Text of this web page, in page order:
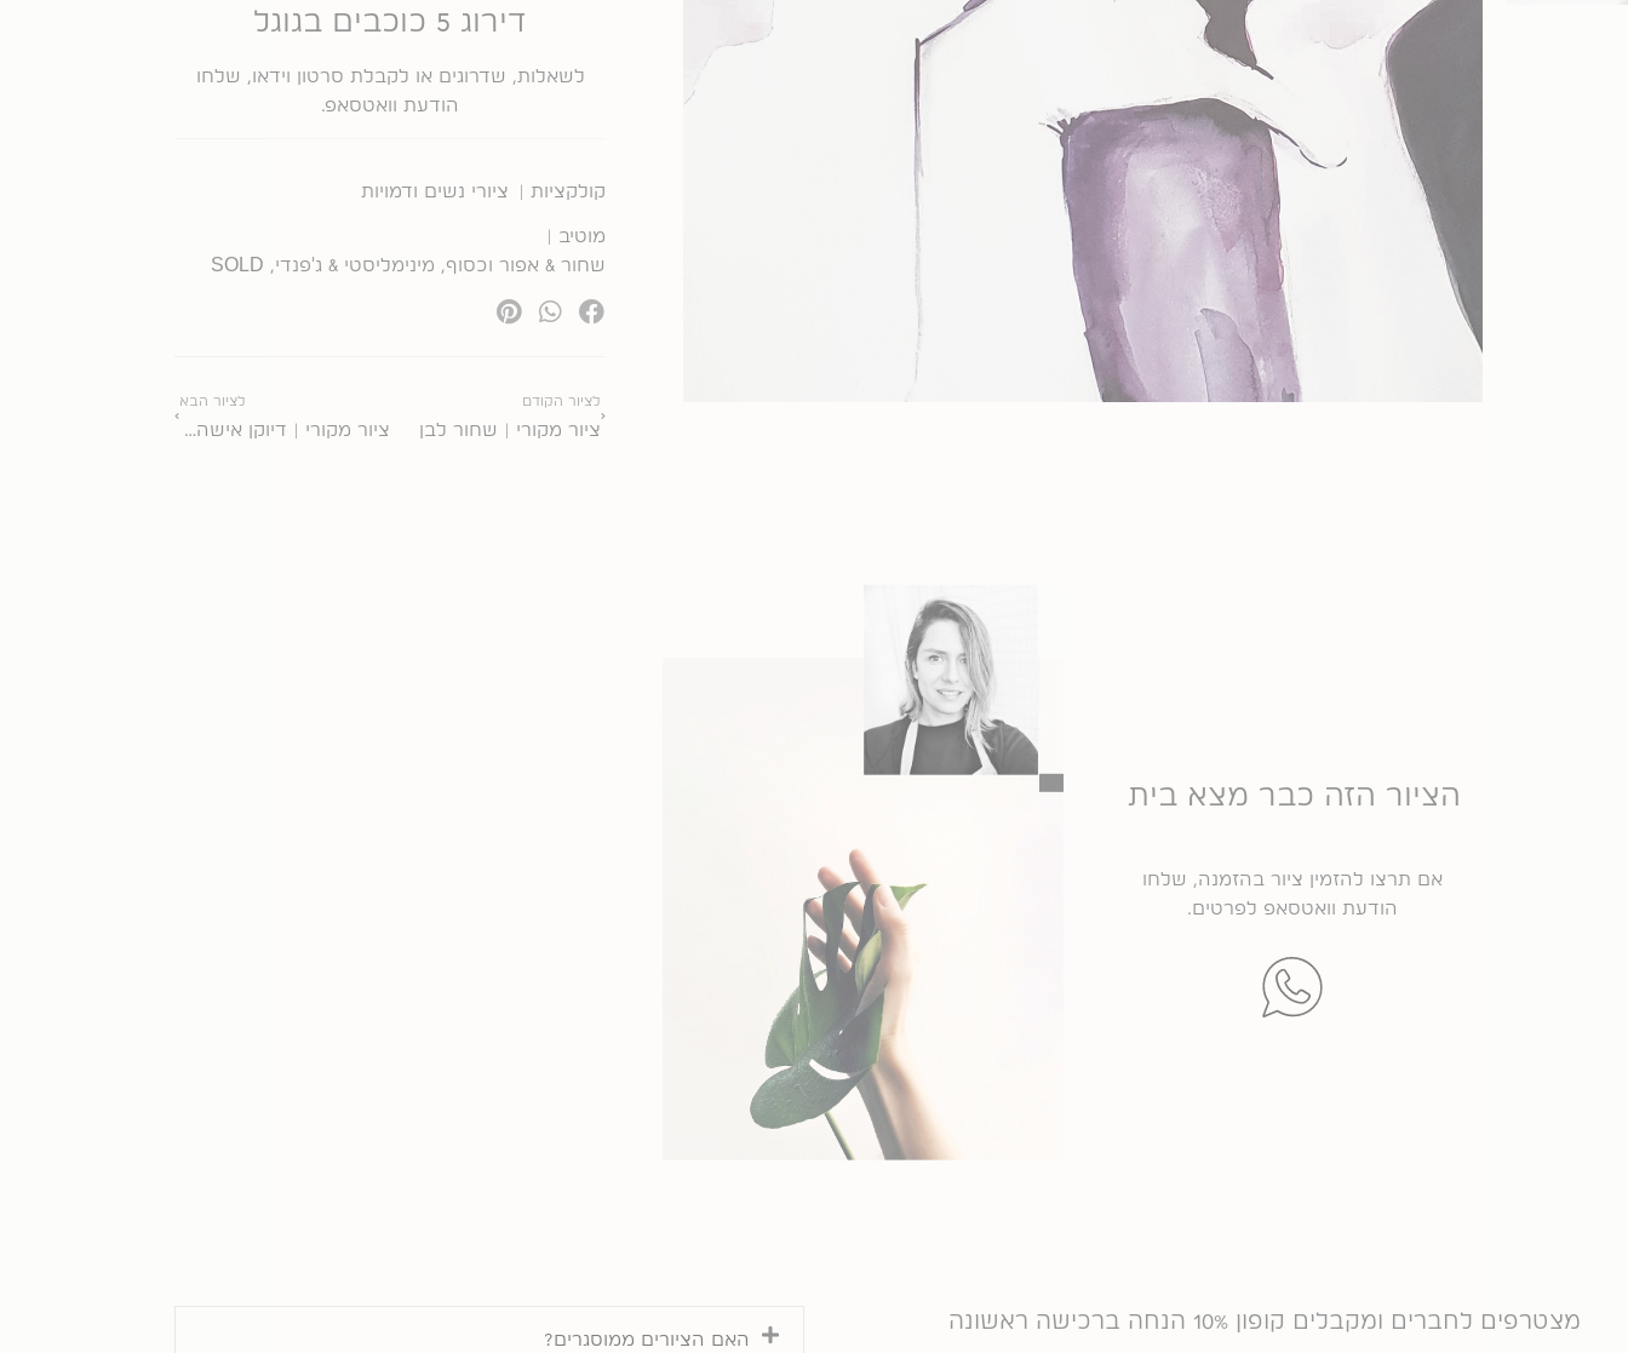
דירוג 5 כוכבים בגוגל
לשאלות, שדרוגים או לקבלת סרטון וידאו, שלחו
הודעת וואטסאפ.
קולקציות | ציורי נשים ודמויות
מוטיב |
שחור & אפור וכסוף, מינימליסטי & ג'פנדי,
SOLD
לציור הקודם
ציור מקורי | שחור לבן
לציור הבא
ציור מקורי | דיוקן אישה אדמונית
הציור הזה כבר מצא בית
אם תרצו להזמין ציור בהזמנה, שלחו
הודעת וואטסאפ לפרטים.
מצטרפים לחברים ומקבלים קופון 10% הנחה ברכישה ראשונה
האם הציורים ממוסגרים?